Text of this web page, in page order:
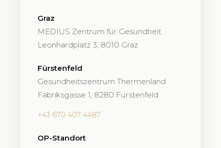
Graz
MEDIUS Zentrum für Gesundheit
Leonhardplatz 3, 8010 Graz
Fürstenfeld
Gesundheitszentrum Thermenland
Fabriksgasse 1, 8280 Fürstenfeld
+43 670 407 4487
OP-Standort